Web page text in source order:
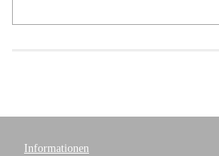
Informationen